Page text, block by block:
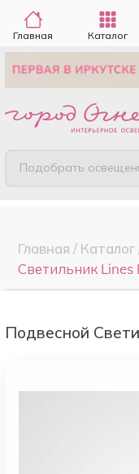
Главная Каталог
Подобрать
Главная / Каталог
Светильник
Подвесной